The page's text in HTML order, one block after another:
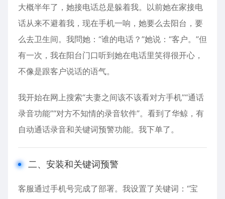
大概半年了，她接电话总是躲着我。以前她在家接电
话从来不避着我，现在手机一响，她要么去阳台，要
么去卫生间。我問她：“谁的电话？”她说：“客户。”但
有一次，我在阳台门口听到她在电话里笑得很开心，
不像是跟客户说话的语气。
我开始在网上搜索“夫妻之间该不该看对方手机”“通话
录音功能”“对方不知情的录音软件”。看到了华鲸，有
自动通话录音和关键词预警功能。我下单了。
二、安装和关键词预警
客服通过手机号完成了部署。我设置了关键词：“宝